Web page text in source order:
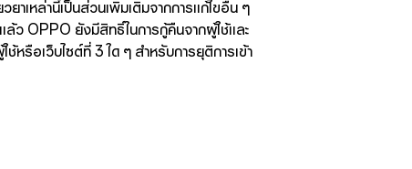
ยาเหล่านี้เป็นส่วนเพิ่มเติมจากการแก้ไขอื่น ๆ
ล้ว OPPO ยังมีสิทธิ์ในการกู้คืนจากผู้ใช้และ
รือเว็บไซต์ที่ 3 ใด ๆ สำหรับการยุติการเข้า